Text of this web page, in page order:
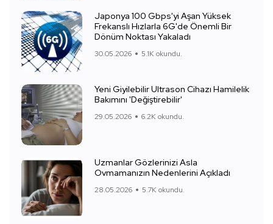
Japonya 100 Gbps'yi Aşan Yüksek
Frekanslı Hızlarla 6G'de Önemli Bir
Dönüm Noktası Yakaladı
30.05.2026 5.1K okundu.
Yeni Giyilebilir Ultrason Cihazı Hamilelik
Bakımını 'Değiştirebilir'
29.05.2026 6.2K okundu.
Uzmanlar Gözlerinizi Asla
Ovmamanızın Nedenlerini Açıkladı
28.05.2026 5.7K okundu.